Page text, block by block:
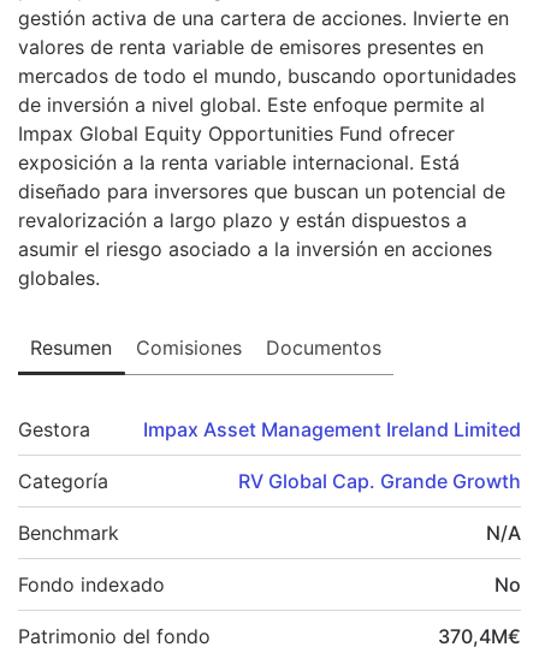
gestión activa de una cartera de acciones. Invierte en
valores de renta variable de emisores presentes en
mercados de todo el mundo, buscando oportunidades
de inversión a nivel global. Este enfoque permite al
Impax Global Equity Opportunities Fund ofrecer
exposición a la renta variable internacional. Está
diseñado para inversores que buscan un potencial de
revalorización a largo plazo y están dispuestos a
asumir el riesgo asociado a la inversión en acciones
globales.
Resumen Comisiones Documentos
Gestora Impax Asset Management Ireland Limited
Categoría RV Global Cap. Grande Growth
Benchmark N/A
Fondo indexado No
Patrimonio del fondo 370,4M€